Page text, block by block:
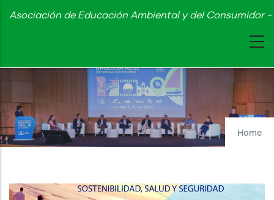
Skip
content
Asociación de Educación Ambiental y del Consumidor
Home